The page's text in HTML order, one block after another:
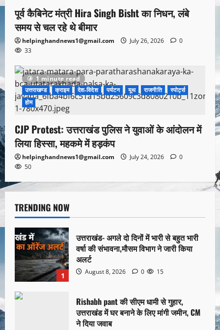
पूर्व कैबिनेट मंत्री Hira Singh Bisht का निधन, लंबे
समय से चल रहे थे बीमार
helpinghandnews1@gmail.com July 26, 2026
0
33
1 minute read
उत्तराखण्ड
क्राइम देश-विदेश पर्यटन यूथ राजनीति
स्पोर्ट्स
होम
CJP Protest: उत्तराखंड पुलिस ने युवाओं के आंदोलन में
लिया हिस्सा, महकमे में हड़कंप
helpinghandnews1@gmail.com July 24, 2026
0
50
TRENDING NOW
1
उत्तराखंड- अगले दो दिनों में भारी से बहुत भारी
वर्षा की संभावना,मौसम विभाग ने जारी किया
अलर्ट
August 8, 2026 0 15
Rishabh pant की सीएम धामी से गुहार,
उत्तराखंड में घर बनाने के लिए मांगी जमीन, CM
ने दिया जवाब